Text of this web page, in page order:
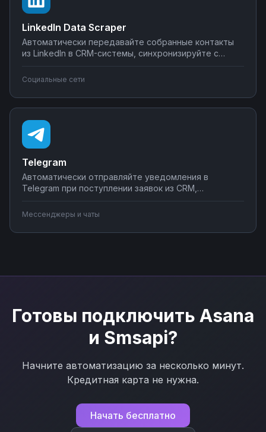
LinkedIn Data Scraper
Автоматически передавайте собранные контакты
из LinkedIn в CRM-системы, синхронизируйте с
продаж. Настройте интеграции LinkedIn Data Scraper
сложных сценариев обработки лидов.
Социальные сети
Telegram
Автоматически отправляйте уведомления в
Telegram при поступлении заявок из CRM,
запросов, синхронизируйте сообщения с системами
учета. Подключите мессенджер к вашим бизнес-
процессам через Nodul без программирования за
Мессенджеры и чаты
Готовы подключить Asana
и Smsapi?
Начните автоматизацию за несколько минут.
Кредитная карта не нужна.
Начать бесплатно